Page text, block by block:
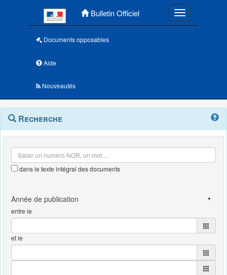
Bulletin Officiel Toggle
Documents opposables
Aide
Nouveautés
Navigation
outils
Menu
contextuel
Recherche
dans le texte intégral des documents
entre le
et le